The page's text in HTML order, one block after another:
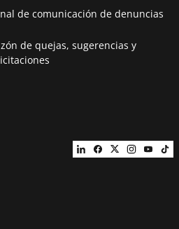
de comunicación de denuncias
de quejas, sugerencias y